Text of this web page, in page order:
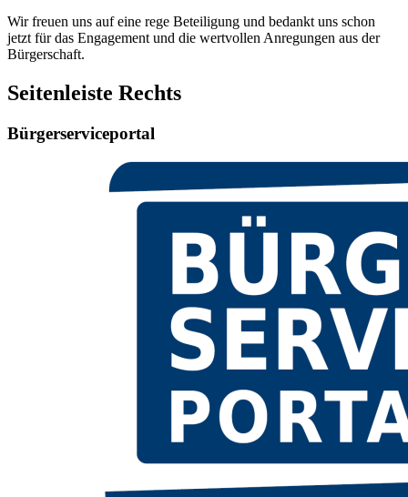
Wir freuen uns auf eine rege Beteiligung und bedankt uns schon
jetzt für das Engagement und die wertvollen Anregungen aus der
Bürgerschaft.
Seitenleiste Rechts
Bürgerserviceportal